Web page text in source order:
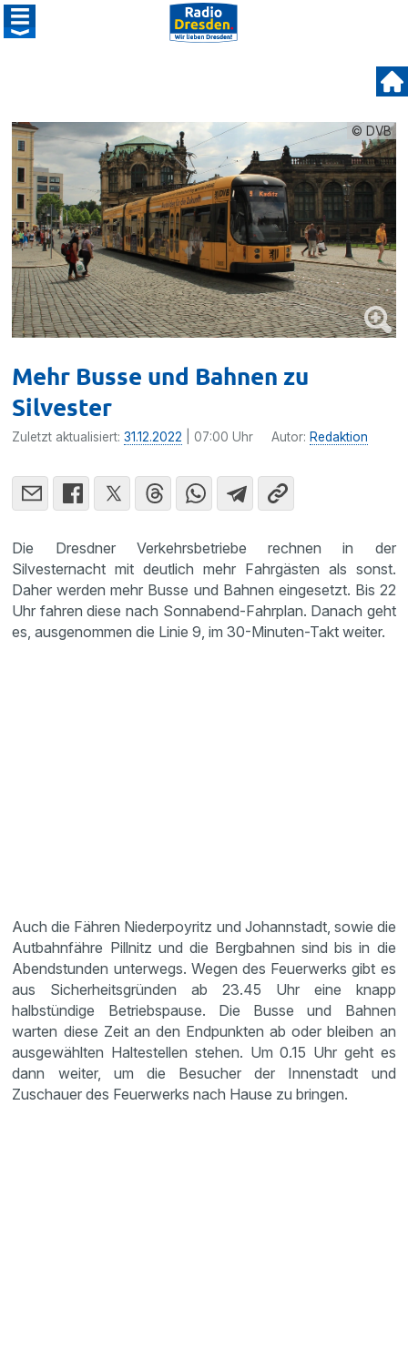
© DVB
Mehr Busse und Bahnen zu
Silvester
Zuletzt aktualisiert:31.12.2022 | 07:00 Uhr Autor: Redaktion
Die Dresdner Verkehrsbetriebe rechnen in der
Silvesternacht mit deutlich mehr Fahrgästen als sonst.
Daher werden mehr Busse und Bahnen eingesetzt. Bis 22
Uhr fahren diese nach Sonnabend-Fahrplan. Danach geht
es, ausgenommen die Linie 9, im 30-Minuten-Takt weiter.
Auch die Fähren Niederpoyritz und Johannstadt, sowie die
Autbahnfähre Pillnitz und die Bergbahnen sind bis in die
Abendstunden unterwegs. Wegen des Feuerwerks gibt es
aus Sicherheitsgründen ab 23.45 Uhr eine knapp
halbstündige Betriebspause. Die Busse und Bahnen
warten diese Zeit an den Endpunkten ab oder bleiben an
ausgewählten Haltestellen stehen. Um 0.15 Uhr geht es
dann weiter, um die Besucher der Innenstadt und
Zuschauer des Feuerwerks nach Hause zu bringen.